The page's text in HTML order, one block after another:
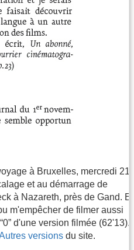
à Bruxelles, mercredi 21
et au démarrage de
à Nazareth, près de Gand. Et
m'empêcher de filmer aussi
d'une version filmée (62'13).
versions du site.